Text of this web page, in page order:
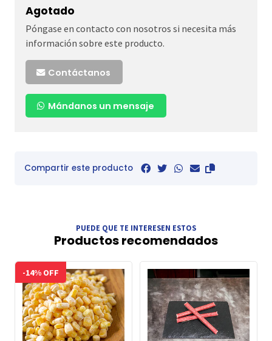
Agotado
Póngase en contacto con nosotros si necesita más
información sobre este producto.
Contáctanos
Mándanos un mensaje
Compartir este producto
PUEDE QUE TE INTERESEN ESTOS
Productos recomendados
-14% OFF